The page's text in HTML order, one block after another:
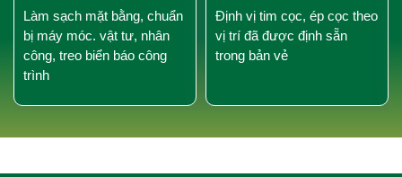
Làm sạch mặt bằng, chuẩn
bị máy móc. vật tư, nhân
công, treo biển báo công
trình
Định vị tim cọc, ép cọc theo
vị trí đã được định sẵn
trong bản vẻ